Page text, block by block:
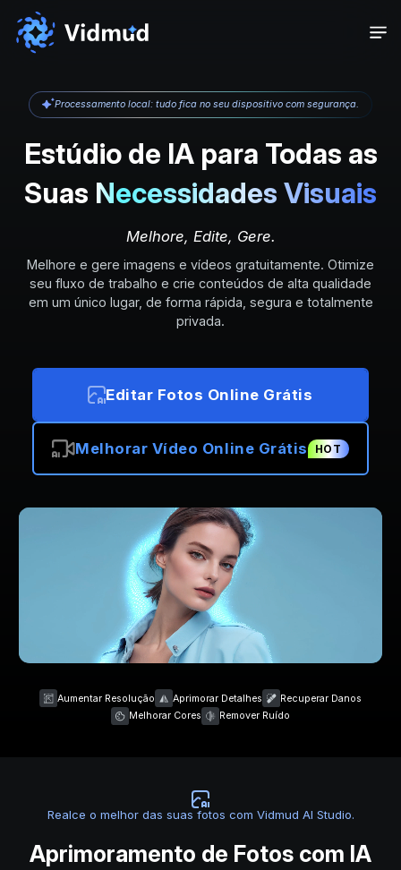
Processamento local: tudo fica no seu dispositivo com segurança.
Estúdio de IA para Todas as
Suas Necessidades Visuais
Melhore, Edite, Gere.
Melhore e gere imagens e vídeos gratuitamente. Otimize
seu fluxo de trabalho e crie conteúdos de alta qualidade
em um único lugar, de forma rápida, segura e totalmente
privada.
Editar Fotos Online Grátis
Melhorar Vídeo Online Grátis HOT
Aumentar Resolução Aprimorar Detalhes
Recuperar Danos
Melhorar Cores
Remover Ruído
Realce o melhor das suas fotos com Vidmud AI Studio.
Aprimoramento de Fotos com IA